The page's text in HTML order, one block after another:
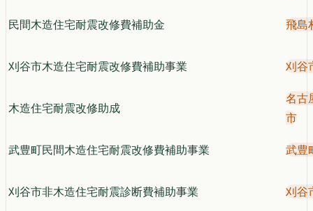
民間木造住宅耐震改修費補助金 飛島
刈谷市木造住宅耐震改修費補助事業 刈谷
木造住宅耐震改修助成
名古
市
武豊町民間木造住宅耐震改修費補助事業 武豊
刈谷市非木造住宅耐震診断費補助事業 刈谷